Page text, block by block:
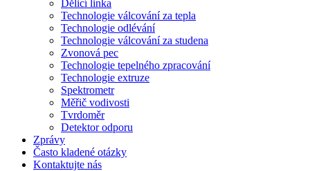
Dělicí linka
Technologie válcování za tepla
Technologie odlévání
Technologie válcování za studena
Zvonová pec
Technologie tepelného zpracování
Technologie extruze
Spektrometr
Měřič vodivosti
Tvrdoměr
Detektor odporu
Zprávy
Často kladené otázky
Kontaktujte nás